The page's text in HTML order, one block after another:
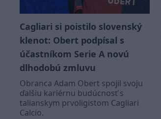
Cagliari si poistilo slovenský
klenot: Obert podpísal s
účastníkom Serie A novú
dlhodobú zmluvu
Obranca Adam Obert spojil svoju
ďalšiu kariérnu budúcnosť s
talianskym prvoligistom Cagliari
Calcio.